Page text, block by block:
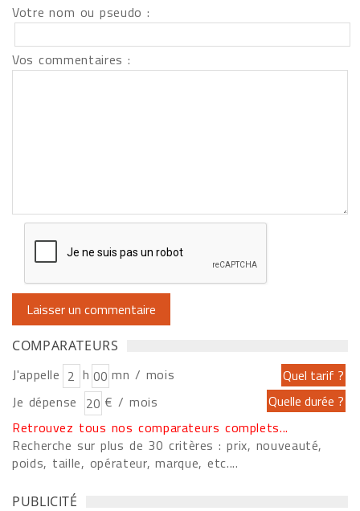
Votre nom ou pseudo :
Vos commentaires :
COMPARATEURS
J'appelle h
mn / mois
Je dépense
€ / mois
Retrouvez tous nos comparateurs complets...
Recherche sur plus de 30 critères : prix, nouveauté,
poids, taille, opérateur, marque, etc....
PUBLICITÉ